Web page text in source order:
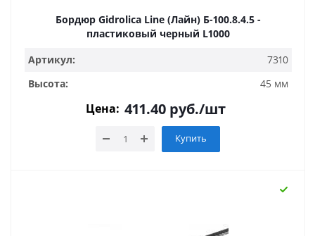
Бордюр Gidrolica Line (Лайн) Б-100.8.4.5 -
пластиковый черный L1000
Артикул:
7310
Высота:
45 мм
Цена: 411.40 руб./шт
Купить